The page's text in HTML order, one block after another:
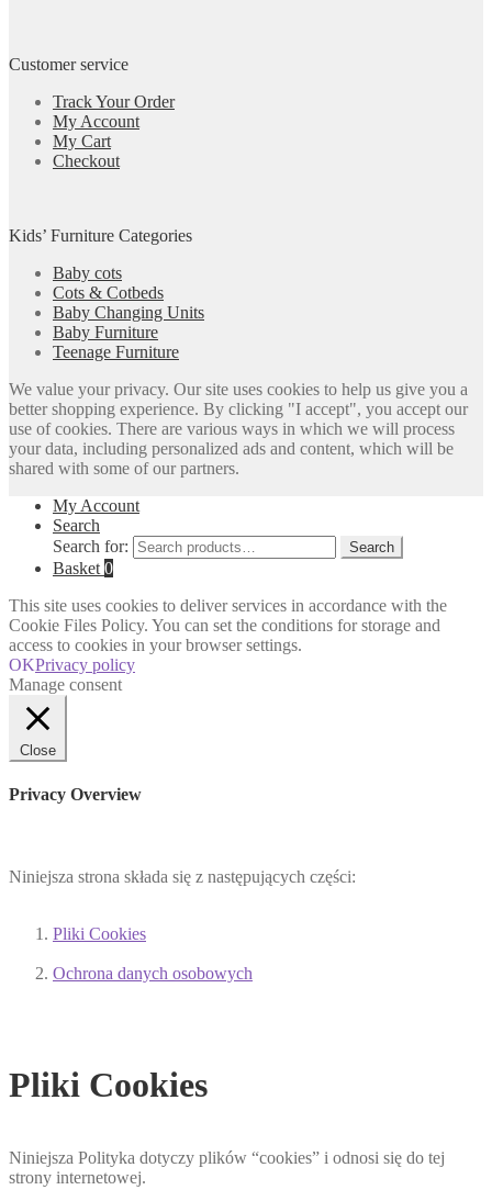
Customer service
Track Your Order
My Account
My Cart
Checkout
Kids’ Furniture Categories
Baby cots
Cots & Cotbeds
Baby Changing Units
Baby Furniture
Teenage Furniture
We value your privacy. Our site uses cookies to help us give you a
better shopping experience. By clicking "I accept", you accept our
use of cookies. There are various ways in which we will process
your data, including personalized ads and content, which will be
shared with some of our partners.
My Account
Search
Search for:
Search
Basket 0
This site uses cookies to deliver services in accordance with the
Cookie Files Policy. You can set the conditions for storage and
access to cookies in your browser settings.
OKPrivacy policy
Manage consent
Close
Privacy Overview
Niniejsza strona składa się z następujących części:
Pliki Cookies
Ochrona danych osobowych
Pliki Cookies
Niniejsza Polityka dotyczy plików “cookies” i odnosi się do tej
strony internetowej.